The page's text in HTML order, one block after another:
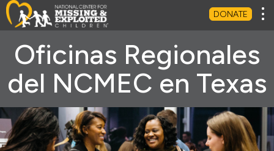
DONATE
Oficinas Regionales
del NCMEC en Texas